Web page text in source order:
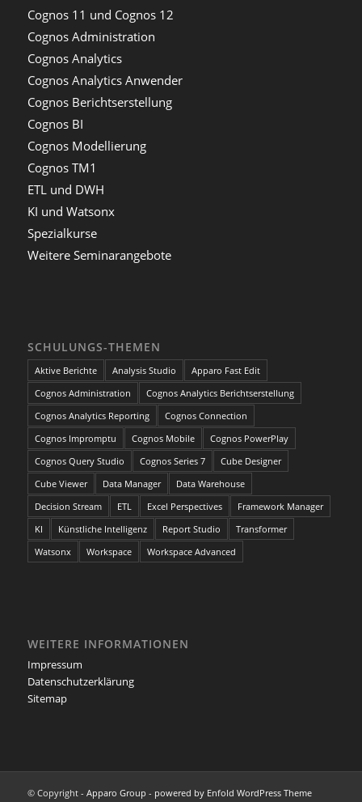
Cognos 11 und Cognos 12
Cognos Administration
Cognos Analytics
Cognos Analytics Anwender
Cognos Berichtserstellung
Cognos BI
Cognos Modellierung
Cognos TM1
ETL und DWH
KI und Watsonx
Spezialkurse
Weitere Seminarangebote
SCHULUNGS-THEMEN
Aktive Berichte Analysis Studio
Apparo Fast Edit
Cognos Administration
Cognos Analytics Berichtserstellung
Cognos Analytics Reporting
Cognos Connection
Cognos Impromptu
Cognos Mobile
Cognos PowerPlay
Cognos Query Studio
Cognos Series 7
Cube Designer
Cube Viewer
Data Manager
Data Warehouse
Decision Stream
ETL Excel Perspectives
Framework Manager
KI
Künstliche Intelligenz Report Studio
Transformer
Watsonx
Workspace Workspace Advanced
WEITERE INFORMATIONEN
Impressum
Datenschutzerklärung
Sitemap
© Copyright - Apparo Group - powered by Enfold WordPress Theme